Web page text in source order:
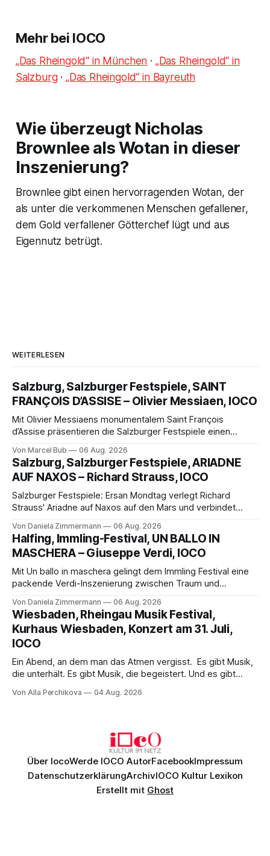
Mehr bei IOCO
„Das Rheingold“ in München · „Das Rheingold“ in
Salzburg· „Das Rheingold“ in Bayreuth
Wie überzeugt Nicholas
Brownlee als Wotan in dieser
Inszenierung?
Brownlee gibt einen hervorragenden Wotan, der
als unter die verkommenen Menschen gefallener,
dem Gold verfallener Götterchef lügt und aus
Eigennutz betrügt.
WEITERLESEN
Salzburg, Salzburger Festspiele, SAINT
FRANÇOIS D’ASSISE – Olivier Messiaen, IOCO
Mit Olivier Messiaens monumentalem Saint François
d’Assise präsentieren die Salzburger Festspiele einen
eine bildgewaltige Inszenierung, Maxime Pascal entfaltet
die komplexe Partitur eindrucksvoll, Philippe Sly berührt als
Franziskus.
Von Marcel Bub 06 Aug. 2026
Salzburg, Salzburger Festspiele, ARIADNE
AUF NAXOS – Richard Strauss, IOCO
Salzburger Festspiele: Ersan Mondtag verlegt Richard
Strauss' Ariadne auf Naxos auf den Mars und verbindet
Aufführung mit starken Solisten und den Wiener
Philharmonikern, szenisch bleibt der zweite Akt jedoch
hinter den Erwartungen zurück.
Von Daniela Zimmermann 06 Aug. 2026
Halfing, Immling-Festival, UN BALLO IN
MASCHERA – Giuseppe Verdi, IOCO
Mit Un ballo in maschera gelingt dem Immling Festival eine
packende Verdi-Inszenierung zwischen Traum und
psychologische Tiefe mit starken Bildern, getragen von
einem spielfreudigen Ensemble und einer musikalisch
überzeugenden Gesamtleistung.
Von Daniela Zimmermann 06 Aug. 2026
Wiesbaden, Rheingau Musik Festival,
Kurhaus Wiesbaden, Konzert am 31. Juli,
IOCO
Ein Abend, an dem man das Atmen vergisst. Es gibt Musik,
die unterhält. Es gibt Musik, die begeistert. Und es gibt
Genau so war der Abend im Kurhaus Wiesbaden, an dem
Von Alla Perchikova 04 Aug. 2026
Über IocoWerde IOCO AutorFacebookImpressum
DatenschutzerklärungArchivIOCO Kultur Lexikon
Erstellt mit Ghost